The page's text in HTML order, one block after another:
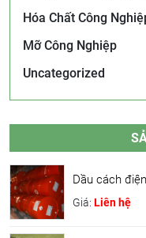
Hóa Chất Công
Mỡ Công Nghiệp
Uncategorized
Dầu cách
Giá: Liên hệ